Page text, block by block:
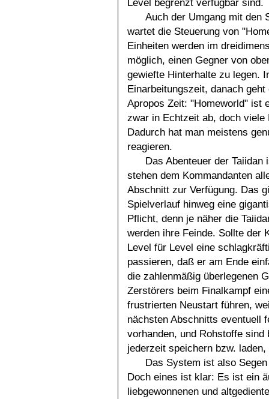
Level begrenzt verfügbar sind.
Auch der Umgang mit den
wartet die Steuerung von
Einheiten werden im
möglich, einen Gegner von
gewiefte Hinterhalte zu legen.
Einarbeitungszeit, danach
Apropos Zeit: "Homeworld" ist
zwar in Echtzeit ab, doch viele
Dadurch hat man meistens
reagieren.
Das Abenteuer der
stehen dem Kommandanten
Abschnitt zur Verfügung. Das
Spielverlauf hinweg eine
Pflicht, denn je näher die
werden ihre Feinde. Sollte der
Level für Level eine
passieren, daß er am Ende
die zahlenmäßig überlegenen
Zerstörers beim Finalkampf
frustrierten Neustart führen,
nächsten Abschnitts eventuell
vorhanden, und Rohstoffe
jederzeit speichern bzw.
Das System ist also
Doch eines ist klar: Es ist ein
liebgewonnenen und